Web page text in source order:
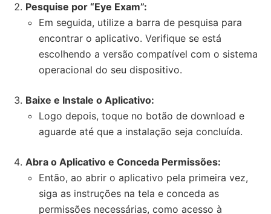
Pesquise por “Eye Exam”:
Em seguida, utilize a barra de pesquisa para
encontrar o aplicativo. Verifique se está
escolhendo a versão compatível com o sistema
operacional do seu dispositivo.
Baixe e Instale o Aplicativo:
Logo depois, toque no botão de download e
aguarde até que a instalação seja concluída.
Abra o Aplicativo e Conceda Permissões:
Então, ao abrir o aplicativo pela primeira vez,
siga as instruções na tela e conceda as
permissões necessárias, como acesso à